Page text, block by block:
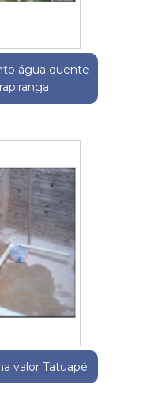
água quente
valor Tatuapé